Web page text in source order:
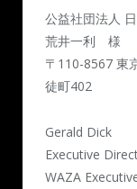
公益社団法人
荒井一利 様
〒110-8567 東
徒町402
Gerald Dick
Executive
WAZA